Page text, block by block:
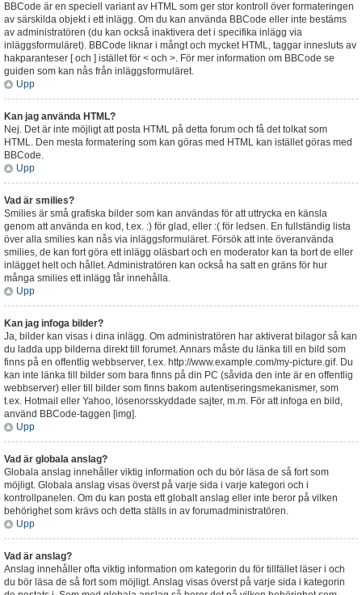
BBCode är en speciell variant av HTML som ger stor kontroll över formateringen
av särskilda objekt i ett inlägg. Om du kan använda BBCode eller inte bestäms
av administratören (du kan också inaktivera det i specifika inlägg via
inläggsformuläret). BBCode liknar i mångt och mycket HTML, taggar innesluts av
hakparanteser [ och ] istället för < och >. För mer information om BBCode se
guiden som kan nås från inläggsformuläret.
Upp
Kan jag använda HTML?
Nej. Det är inte möjligt att posta HTML på detta forum och få det tolkat som
HTML. Den mesta formatering som kan göras med HTML kan istället göras med
BBCode.
Upp
Vad är smilies?
Smilies är små grafiska bilder som kan användas för att uttrycka en känsla
genom att använda en kod, t.ex. :) för glad, eller :( för ledsen. En fullständig lista
över alla smilies kan nås via inläggsformuläret. Försök att inte överanvända
smilies, de kan fort göra ett inlägg oläsbart och en moderator kan ta bort de eller
inlägget helt och hållet. Administratören kan också ha satt en gräns för hur
många smilies ett inlägg får innehålla.
Upp
Kan jag infoga bilder?
Ja, bilder kan visas i dina inlägg. Om administratören har aktiverat bilagor så kan
du ladda upp bilderna direkt till forumet. Annars måste du länka till en bild som
finns på en offentlig webbserver, t.ex. http://www.example.com/my-picture.gif. Du
kan inte länka till bilder som bara finns på din PC (såvida den inte är en offentlig
webbserver) eller till bilder som finns bakom autentiseringsmekanismer, som
t.ex. Hotmail eller Yahoo, lösenorsskyddade sajter, m.m. För att infoga en bild,
använd BBCode-taggen [img].
Upp
Vad är globala anslag?
Globala anslag innehåller viktig information och du bör läsa de så fort som
möjligt. Globala anslag visas överst på varje sida i varje kategori och i
kontrollpanelen. Om du kan posta ett globalt anslag eller inte beror på vilken
behörighet som krävs och detta ställs in av forumadministratören.
Upp
Vad är anslag?
Anslag innehåller ofta viktig information om kategorin du för tillfället läser i och
du bör läsa de så fort som möjligt. Anslag visas överst på varje sida i kategorin